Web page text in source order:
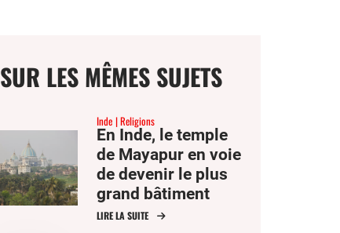
SUR LES MÊMES SUJETS
Inde Religions
En Inde, le temple
de Mayapur en voie
de devenir le plus
grand bâtiment
religieux de la
LIRE LA SUITE